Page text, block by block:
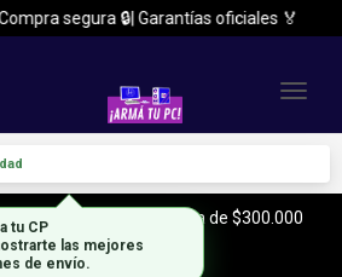
segura 🔒| Garantías oficiales 🏅
y Zona Sur, con tu compra de $300.000
o mas!
tu CP
las mejores
de envío.